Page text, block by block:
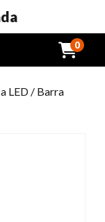
0
LED / Barra